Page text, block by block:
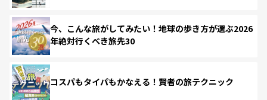
今、こんな旅がしてみたい！地球の歩き方が選ぶ2026
年絶対行くべき旅先30
コスパもタイパもかなえる！賢者の旅テクニック